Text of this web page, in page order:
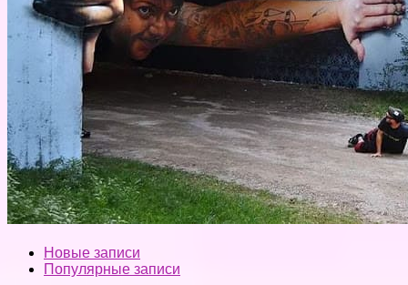
Новые записи
Популярные записи